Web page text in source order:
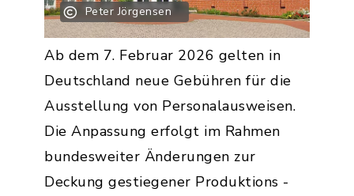
Peter Jörgensen
Ab dem 7. Februar 2026 gelten in
Deutschland neue Gebühren für die
Ausstellung von Personalausweisen.
Die Anpassung erfolgt im Rahmen
bundesweiter Änderungen zur
Deckung gestiegener Produktions -